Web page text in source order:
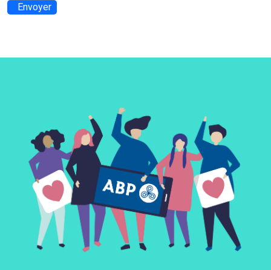
Envoyer